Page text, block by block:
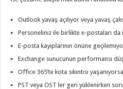
Outlook yavaş açılıyor veya yavaş
Personeliniz ile birlikte e-postaları da
E-posta kayıplarının önüne
Exchange sunucunun performansı
Office 365’te kota sıkıntısı
PST veya OST ler geri yüklenirken